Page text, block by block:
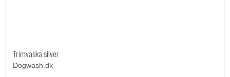
Trimväska silver
Dogwash.dk